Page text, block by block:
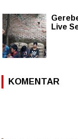
Live
KOMENTAR